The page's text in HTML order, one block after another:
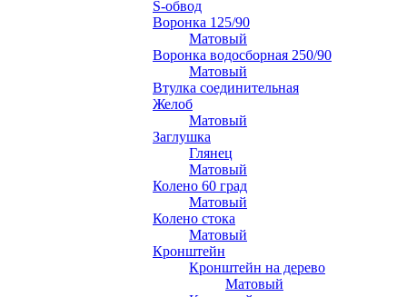
S-обвод
Воронка 125/90
Матовый
Воронка водосборная 250/90
Матовый
Втулка соединительная
Желоб
Матовый
Заглушка
Глянец
Матовый
Колено 60 град
Матовый
Колено стока
Матовый
Кронштейн
Кронштейн на дерево
Матовый